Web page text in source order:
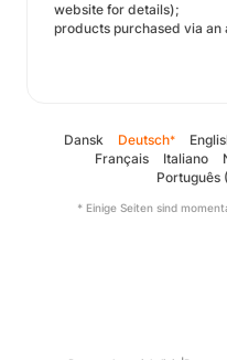
website for details);
products purchased via an
Dansk Deutsch*
Français
Italiano
Português
* Einige Seiten sind